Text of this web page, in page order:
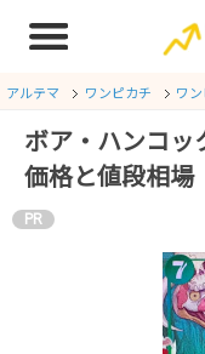
アルテマ ワンピカチ ワ
ボア・ハンコッ
価格と値段相場
PR